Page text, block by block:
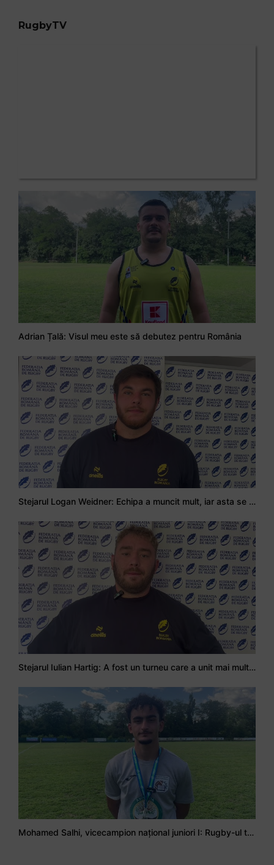
RugbyTV
Adrian Țală: Visul meu este să debutez pentru România
Stejarul Logan Weidner: Echipa a muncit mult, iar asta se va vedea în meciurile de la Nations Cup
Stejarul Iulian Hartig: A fost un turneu care a unit mai mult echipa
Mohamed Salhi, vicecampion național juniori I: Rugby-ul te învață să accepți și înfrângerile